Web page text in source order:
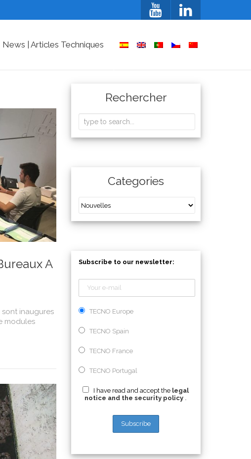
News | Articles Techniques
A
inaugures
modules
Rechercher
Categories
Subscribe to our newsletter:
TECNO Europe
TECNO Spain
TECNO France
TECNO Portugal
I have read and accept the legal
notice and the security policy .